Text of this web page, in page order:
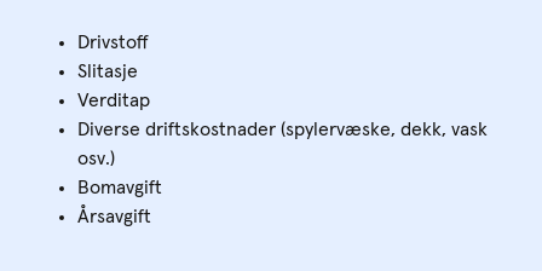
Drivstoff
Slitasje
Verditap
Diverse driftskostnader (spylervæske, dekk, vask
osv.)
Bomavgift
Årsavgift